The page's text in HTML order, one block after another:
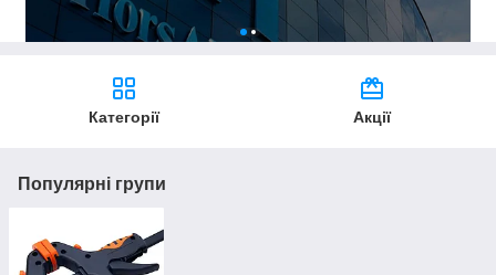
Категорії Акції
Популярні групи